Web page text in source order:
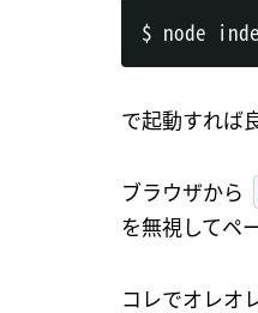
で起動すれば
ブラウザから
を無視してペ
コレでオレオ